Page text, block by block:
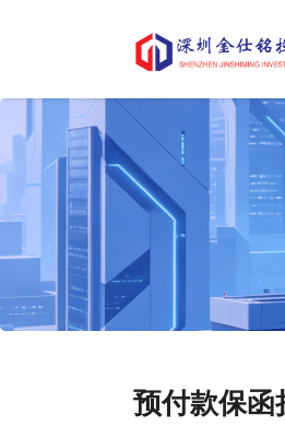
预付款保函